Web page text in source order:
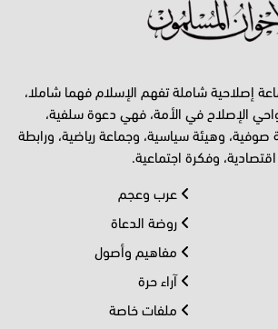
إصلاحية شاملة تفهم الإسلام فهما شاملا،
الإصلاح في الأمة، فهي دعوة سلفية،
وهيئة سياسية، وجماعة رياضية، ورابطة
وفكرة اجتماعية.
عرب وعجم
روضة الدعاة
مفاهيم وأصول
آراء حرة
ملفات خاصة